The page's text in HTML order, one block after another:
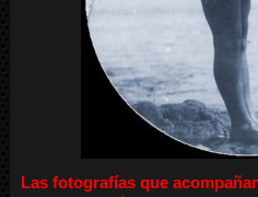
Las fotografías que